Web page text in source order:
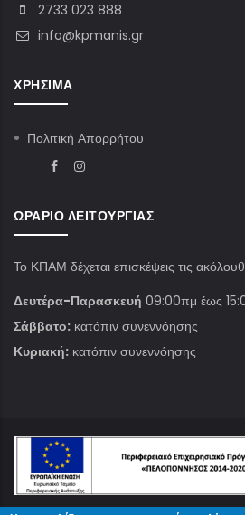
2733 023 888
info@kpmanis.gr
ΧΡΉΣΙΜΑ
Πολιτική Απορρήτου
ΩΡΆΡΙΟ ΛΕΙΤΟΥΡΓΊΑΣ
Το ΚΠΑΜ δέχεται επισκέψεις τις
Δευτέρα-Παρασκευή 09:00πμ έως
Σάββατο: κατόπιν συνεννόησης
Κυριακή: κατόπιν συνεννόησης